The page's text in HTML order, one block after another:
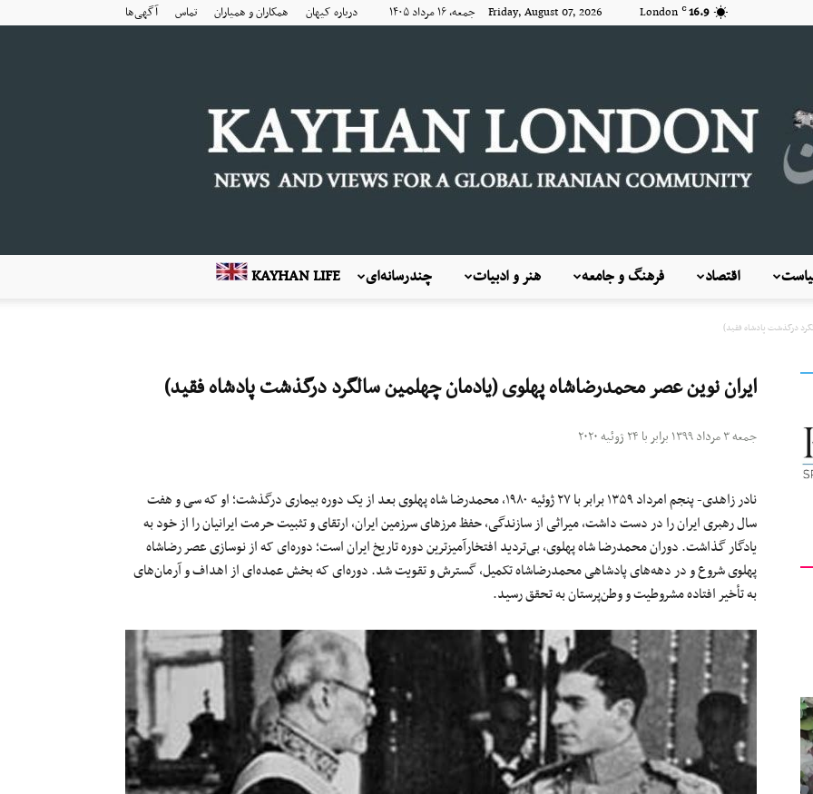
16.9
C
London Friday, August 07, 2026 جمعه, ۱۶ مرداد ۱۴۰۵ درباره کیهان همکاران و همیاران تماس آگهی‌ها
کیهان
لندن
KAYHAN LIFE چندرسانه‌ای هنر و ادبیات فرهنگ و جامعه اقتصاد
درگذشت پادشاه فقید)
ایران نوین عصر محمدرضاشاه پهلوی (یادمان چهلمین سالگرد درگذشت پادشاه فقید)
جمعه ۳ مرداد ۱۳۹۹ برابر با ۲۴ ژوئیه ۲۰۲۰
نادر زاهدی- پنجم امرداد ۱۳۵۹ برابر با ۲۷ ژوئیه ۱۹۸۰، محمدرضا شاه پهلوی بعد از یک دوره بیماری درگذشت؛ او که سی و هفت
سال رهبری ایران را در دست داشت، میراثی از سازندگی، حفظ مرزهای سرزمین ایران، ارتقای و تثبیت حرمت ایرانیان را از خود به
یادگار گذاشت. دوران محمدرضا شاه پهلوی، بی‌تردید افتخارآمیزترین دوره تاریخ ایران است؛ دوره‌ای که از نوسازی عصر رضاشاه
پهلوی شروع و در دهه‌های پادشاهی محمدرضاشاه تکمیل، گسترش و تقویت شد. دوره‌ای که بخش عمده‌ای از اهداف و آرمان‌های
به تأخیر افتاده مشروطیت و وطن‌پرستان به تحقق رسید.